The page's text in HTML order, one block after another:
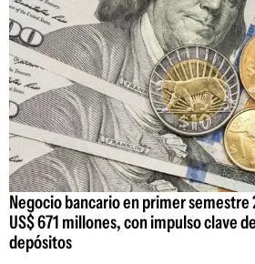
Negocio bancario en primer semestre
US$ 671 millones, con impulso clave
depósitos